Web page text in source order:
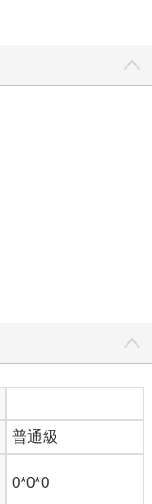
普通級
0*0*0